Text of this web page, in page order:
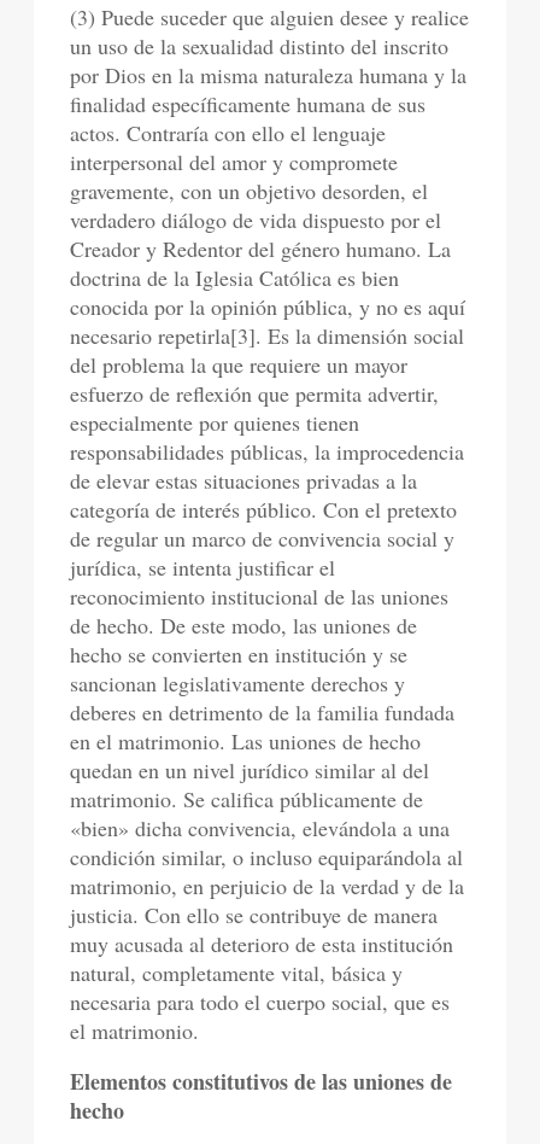
(3) Puede suceder que alguien desee y realice
un uso de la sexualidad distinto del inscrito
por Dios en la misma naturaleza humana y la
finalidad específicamente humana de sus
actos. Contraría con ello el lenguaje
interpersonal del amor y compromete
gravemente, con un objetivo desorden, el
verdadero diálogo de vida dispuesto por el
Creador y Redentor del género humano. La
doctrina de la Iglesia Católica es bien
conocida por la opinión pública, y no es aquí
necesario repetirla[3]. Es la dimensión social
del problema la que requiere un mayor
esfuerzo de reflexión que permita advertir,
especialmente por quienes tienen
responsabilidades públicas, la improcedencia
de elevar estas situaciones privadas a la
categoría de interés público. Con el pretexto
de regular un marco de convivencia social y
jurídica, se intenta justificar el
reconocimiento institucional de las uniones
de hecho. De este modo, las uniones de
hecho se convierten en institución y se
sancionan legislativamente derechos y
deberes en detrimento de la familia fundada
en el matrimonio. Las uniones de hecho
quedan en un nivel jurídico similar al del
matrimonio. Se califica públicamente de
«bien» dicha convivencia, elevándola a una
condición similar, o incluso equiparándola al
matrimonio, en perjuicio de la verdad y de la
justicia. Con ello se contribuye de manera
muy acusada al deterioro de esta institución
natural, completamente vital, básica y
necesaria para todo el cuerpo social, que es
el matrimonio.
Elementos constitutivos de las uniones de
hecho